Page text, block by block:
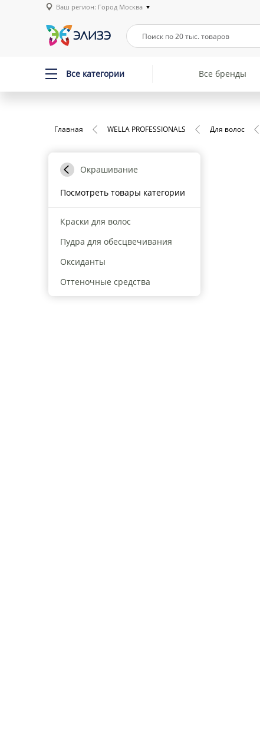
Ваш регион: Город Москва
Все категории Все бренды
Главная WELLA PROFESSIONALS Для волос
Окрашивание
Посмотреть товары категории
Краски для волос
Пудра для обесцвечивания
Оксиданты
Оттеночные средства